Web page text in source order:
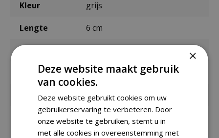
Kleur grijs
Lengte 6 cm
Breedte
Hoogte 26 cm
Materiaal ABS
×
Deze website maakt gebruik
van cookies.
Deze website gebruikt cookies om uw
gebruikerservaring te verbeteren. Door
onze website te gebruiken, stemt u in
met alle cookies in overeenstemming met